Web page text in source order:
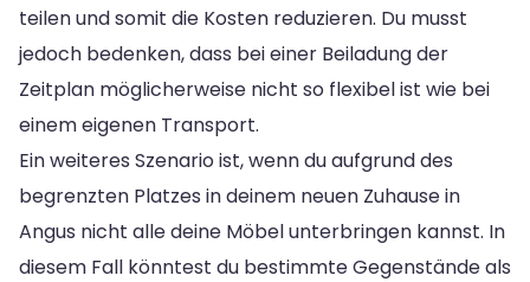
teilen und somit die Kosten reduzieren. Du musst
jedoch bedenken, dass bei einer Beiladung der
Zeitplan möglicherweise nicht so flexibel ist wie bei
einem eigenen Transport.
Ein weiteres Szenario ist, wenn du aufgrund des
begrenzten Platzes in deinem neuen Zuhause in
Angus nicht alle deine Möbel unterbringen kannst. In
diesem Fall könntest du bestimmte Gegenstände als